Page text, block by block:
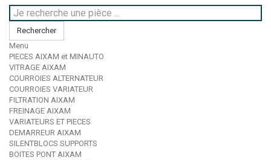
Rechercher
Menu
PIECES AIXAM et MINAUTO
VITRAGE AIXAM
COURROIES ALTERNATEUR
COURROIES VARIATEUR
FILTRATION AIXAM
FREINAGE AIXAM
VARIATEURS ET PIECES
DEMARREUR AIXAM
SILENTBLOCS SUPPORTS
BOITES PONT AIXAM